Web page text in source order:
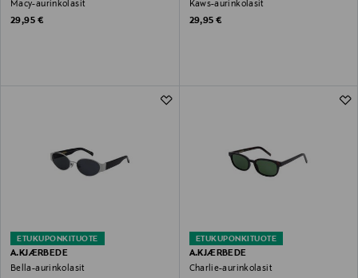
Macy-aurinkolasit
Original Price
29,95 €
Kaws-aurinkolasit
Original Price
29,95 €
ETUKUPONKITUOTE
A.KJÆRBEDE
Bella-aurinkolasit
ETUKUPONKITUOTE
A.KJÆRBEDE
Charlie-aurinkolasit